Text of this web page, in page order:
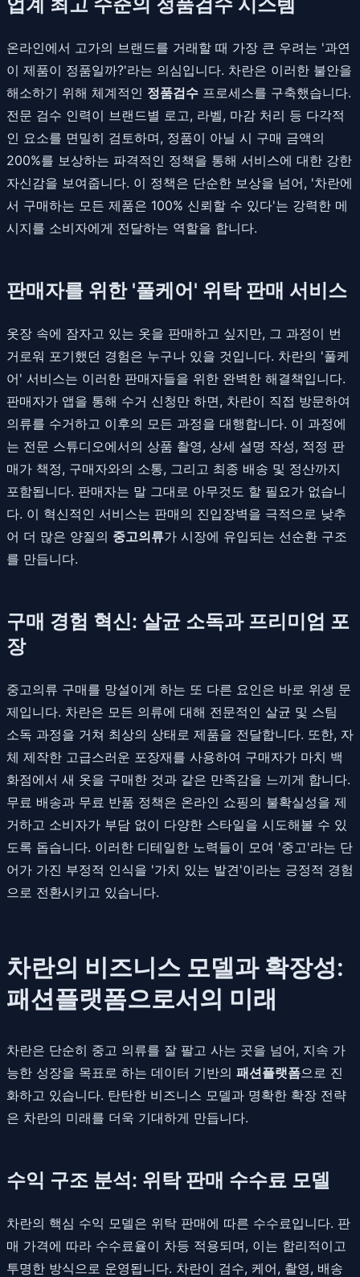
온라인에서 고가의 브랜드를 거래할 때 가장 큰 우려는 '과연
이 제품이 정품일까?'라는 의심입니다. 차란은 이러한 불안을
해소하기 위해 체계적인 정품검수 프로세스를 구축했습니다.
전문 검수 인력이 브랜드별 로고, 라벨, 마감 처리 등 다각적
인 요소를 면밀히 검토하며, 정품이 아닐 시 구매 금액의
200%를 보상하는 파격적인 정책을 통해 서비스에 대한 강한
자신감을 보여줍니다. 이 정책은 단순한 보상을 넘어, '차란에
서 구매하는 모든 제품은 100% 신뢰할 수 있다'는 강력한 메
시지를 소비자에게 전달하는 역할을 합니다.
판매자를 위한 '풀케어' 위탁 판매 서비스
옷장 속에 잠자고 있는 옷을 판매하고 싶지만, 그 과정이 번
거로워 포기했던 경험은 누구나 있을 것입니다. 차란의 '풀케
어' 서비스는 이러한 판매자들을 위한 완벽한 해결책입니다.
판매자가 앱을 통해 수거 신청만 하면, 차란이 직접 방문하여
의류를 수거하고 이후의 모든 과정을 대행합니다. 이 과정에
는 전문 스튜디오에서의 상품 촬영, 상세 설명 작성, 적정 판
매가 책정, 구매자와의 소통, 그리고 최종 배송 및 정산까지
포함됩니다. 판매자는 말 그대로 아무것도 할 필요가 없습니
다. 이 혁신적인 서비스는 판매의 진입장벽을 극적으로 낮추
어 더 많은 양질의 중고의류가 시장에 유입되는 선순환 구조
를 만듭니다.
구매 경험 혁신: 살균 소독과 프리미엄 포
장
중고의류 구매를 망설이게 하는 또 다른 요인은 바로 위생 문
제입니다. 차란은 모든 의류에 대해 전문적인 살균 및 스팀
소독 과정을 거쳐 최상의 상태로 제품을 전달합니다. 또한, 자
체 제작한 고급스러운 포장재를 사용하여 구매자가 마치 백
화점에서 새 옷을 구매한 것과 같은 만족감을 느끼게 합니다.
무료 배송과 무료 반품 정책은 온라인 쇼핑의 불확실성을 제
거하고 소비자가 부담 없이 다양한 스타일을 시도해볼 수 있
도록 돕습니다. 이러한 디테일한 노력들이 모여 '중고'라는 단
어가 가진 부정적 인식을 '가치 있는 발견'이라는 긍정적 경험
으로 전환시키고 있습니다.
차란의 비즈니스 모델과 확장성:
패션플랫폼으로서의 미래
차란은 단순히 중고 의류를 잘 팔고 사는 곳을 넘어, 지속 가
능한 성장을 목표로 하는 데이터 기반의 패션플랫폼으로 진
화하고 있습니다. 탄탄한 비즈니스 모델과 명확한 확장 전략
은 차란의 미래를 더욱 기대하게 만듭니다.
수익 구조 분석: 위탁 판매 수수료 모델
차란의 핵심 수익 모델은 위탁 판매에 따른 수수료입니다. 판
매 가격에 따라 수수료율이 차등 적용되며, 이는 합리적이고
투명한 방식으로 운영됩니다. 차란이 검수, 케어, 촬영, 배송